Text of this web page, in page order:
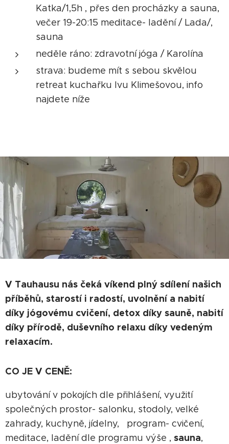
Katka/1,5h , přes den procházky a sauna,
večer 19-20:15 meditace- ladění / Lada/,
sauna
neděle ráno: zdravotní jóga / Karolína
strava: budeme mít s sebou skvělou
retreat kuchařku Ivu Klimešovou, info
najdete níže
.
V Tauhausu nás čeká víkend plný sdílení našich
příběhů, starostí i radostí, uvolnění a nabití
díky jógovému cvičení, detox díky sauně, nabití
díky přírodě, duševního relaxu díky vedeným
relaxacím.
CO JE V CENĚ:
ubytování v pokojích dle přihlášení, využití
společných prostor- salonku, stodoly, velké
zahrady, kuchyně, jídelny, program- cvičení,
meditace, ladění dle programu výše , sauna,